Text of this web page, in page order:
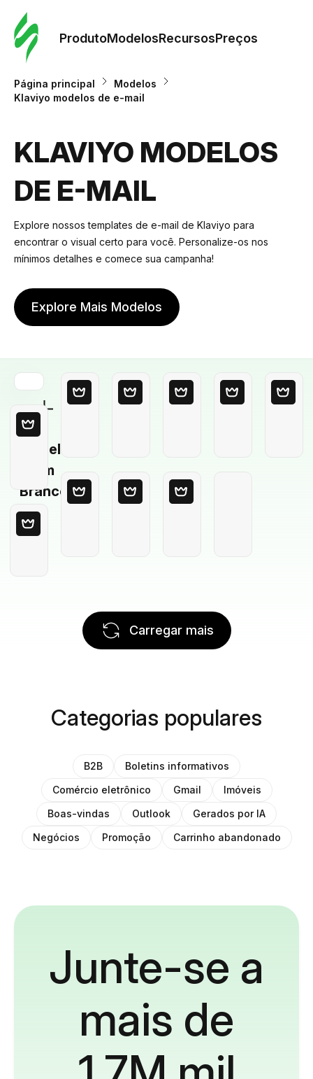
ProdutoModelosRecursosPreços
Página principal
Modelos
Klaviyo modelos de e-mail
KLAVIYO MODELOS
DE E-MAIL
Explore nossos templates de e-mail de Klaviyo para
encontrar o visual certo para você. Personalize-os nos
mínimos detalhes e comece sua campanha!
Explore Mais Modelos
Modelo
em
Branco
Carregar mais
Categorias populares
B2B
Boletins informativos
Comércio eletrônico
Gmail
Imóveis
Boas-vindas
Outlook
Gerados por IA
Negócios
Promoção Carrinho abandonado
Junte-se a
mais de